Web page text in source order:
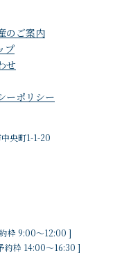
央町1-1-20
枠 9:00～12:00 ]
枠 14:00～16:30 ]
のご案内
プ
せ
ーポリシー